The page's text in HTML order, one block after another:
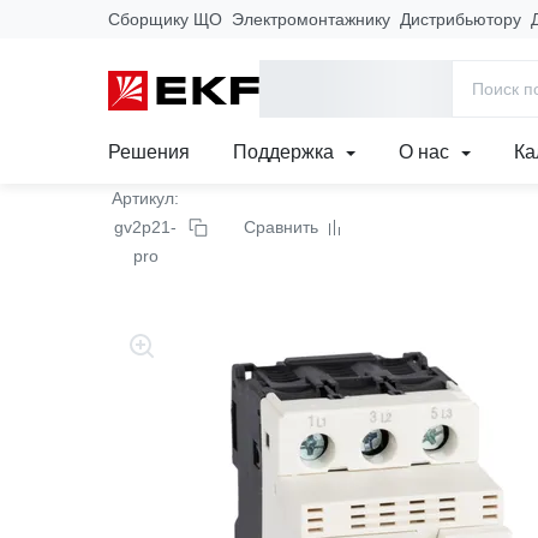
Сборщику ЩО Электромонтажнику Дистрибьютору
Решения Поддержка О нас
Главная
Автомат пуска
Артикул:
gv2p21-
pro
Сравнить